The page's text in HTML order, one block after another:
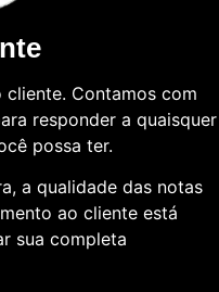
Contamos com
responder a quaisquer
possa ter.
a qualidade das notas
ao cliente está
sua completa